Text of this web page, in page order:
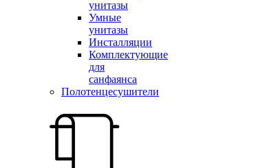
унитазы
Умные
унитазы
Инсталляции
Комплектующие
для
санфаянса
Полотенцесушители